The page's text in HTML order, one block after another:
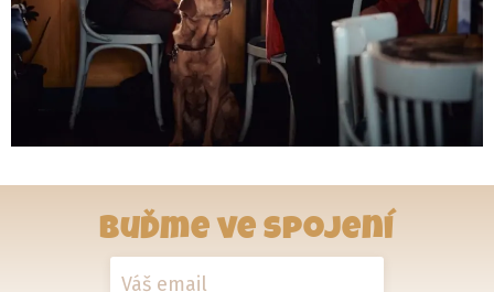
Buďme ve spojení